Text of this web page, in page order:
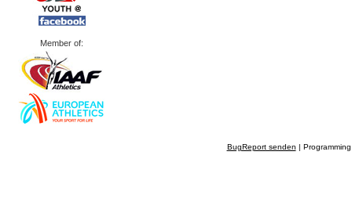
Member of:
BugReport senden |